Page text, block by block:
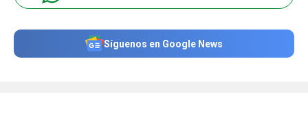
Síguenos en Google News